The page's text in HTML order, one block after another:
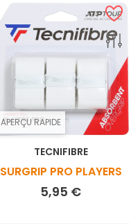
APERÇU RAPIDE
TECNIFIBRE
SURGRIP PRO PLAYERS
5,95 €Prix